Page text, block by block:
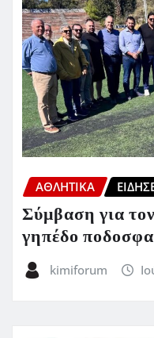
ΑΘΛΗΤΙΚΑ
Σύμβαση για
γηπέδο
kimiforum